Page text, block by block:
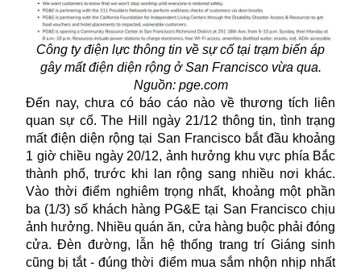
Công ty điện lực thông tin về sự cố tại trạm biến áp
gây mất điện diện rộng ở San Francisco vừa qua.
Nguồn: pge.com
Đến nay, chưa có báo cáo nào về thương tích liên
quan sự cố. The Hill ngày 21/12 thông tin, tình trạng
mất điện diện rộng tại San Francisco bắt đầu khoảng
1 giờ chiều ngày 20/12, ảnh hưởng khu vực phía Bắc
thành phố, trước khi lan rộng sang nhiều nơi khác.
Vào thời điểm nghiêm trọng nhất, khoảng một phần
ba (1/3) số khách hàng PG&E tại San Francisco chịu
ảnh hưởng. Nhiều quán ăn, cửa hàng buộc phải đóng
cửa. Đèn đường, lẫn hệ thống trang trí Giáng sinh
cũng bị tắt - đúng thời điểm mua sắm nhộn nhịp nhất